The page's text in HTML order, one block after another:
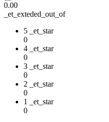
0.00
_et_exteded_out_of
5 _et_star
0
4 _et_star
0
3 _et_star
0
2 _et_star
0
1 _et_star
0